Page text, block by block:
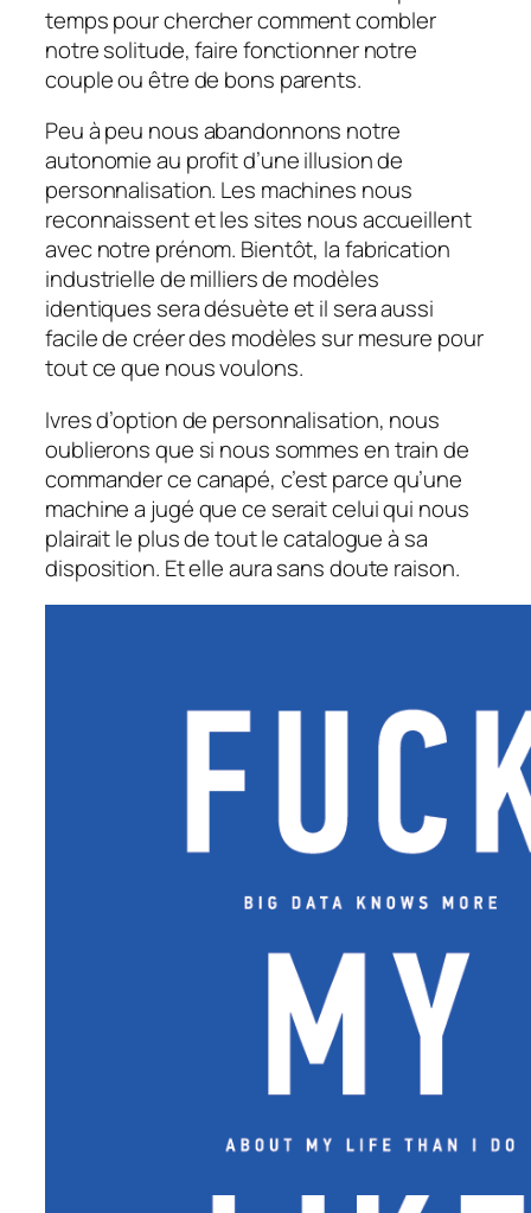
temps pour chercher comment combler
notre solitude, faire fonctionner notre
couple ou être de bons parents.
Peu à peu nous abandonnons notre
autonomie au profit d’une illusion de
personnalisation. Les machines nous
reconnaissent et les sites nous accueillent
avec notre prénom. Bientôt, la fabrication
industrielle de milliers de modèles
identiques sera désuète et il sera aussi
facile de créer des modèles sur mesure pour
tout ce que nous voulons.
Ivres d’option de personnalisation, nous
oublierons que si nous sommes en train de
commander ce canapé, c’est parce qu’une
machine a jugé que ce serait celui qui nous
plairait le plus de tout le catalogue à sa
disposition. Et elle aura sans doute raison.